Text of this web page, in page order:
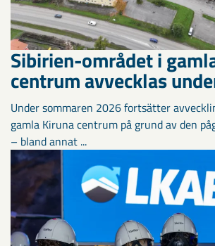
Sibirien-området i
centrum avvecklas
Under sommaren 2026 fortsätter
gamla Kiruna centrum på grund av den
– bland annat ...